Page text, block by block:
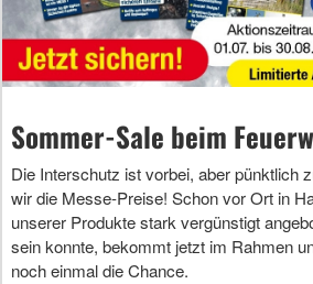
Sommer-Sale beim
Die Interschutz ist vorbei, aber pünktlich
wir die Messe-Preise! Schon vor Ort in
unserer Produkte stark vergünstigt
sein konnte, bekommt jetzt im Rahmen
noch einmal die Chance.